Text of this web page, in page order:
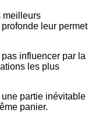
meilleurs
leur permet
influencer par la
les plus
partie inévitable
panier.